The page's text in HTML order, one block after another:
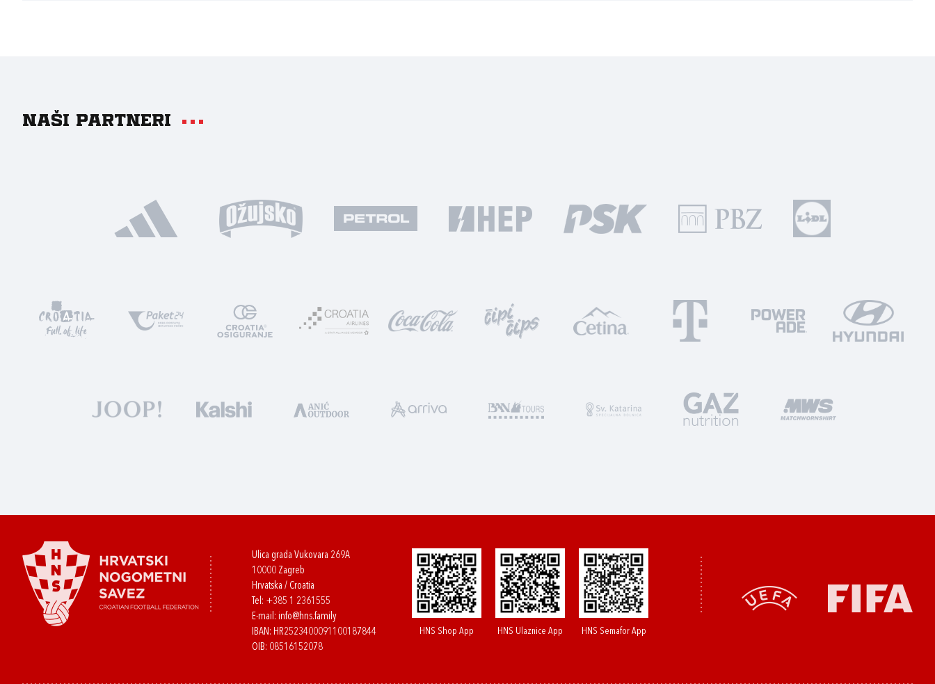
Naši partneri
Ulica grada Vukovara 269A
10000 Zagreb
Hrvatska / Croatia
Tel: +385 1 2361555
E-mail: info@hns.family
IBAN: HR2523400091100187844
OIB: 08516152078
HNS Shop App HNS Ulaznice App HNS Semafor App